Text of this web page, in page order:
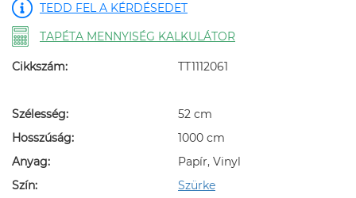
TEDD FEL A KÉRDÉSEDET
TAPÉTA MENNYISÉG KALKULÁTOR
Cikkszám: TT1112061
Szélesség:
52 cm
Hosszúság:
1000 cm
Anyag:
Papír, Vinyl
Szín:
Szürke